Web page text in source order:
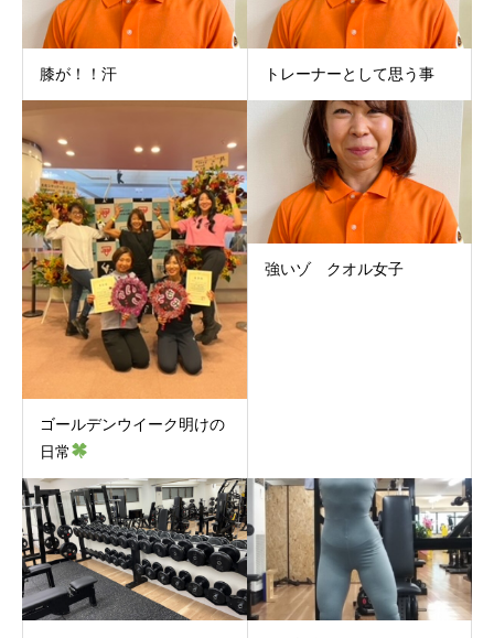
膝が！！汗 トレーナーとして思う事
ゴールデンウイーク明けの
日常
強いゾ クオル女子